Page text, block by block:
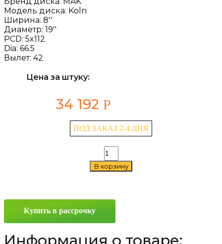
Модель диска: Koln
Ширина: 8''
Диаметр: 19''
PCD: 5x112
Dia: 66.5
Вылет: 42
Цена за штуку:
34 192 Р
ПОД ЗАКАЗ 2-4 ДНЯ
Количество
товара
MAK
ET42
Silver
В корзину
Купить в рассрочку
Информация о товаре: